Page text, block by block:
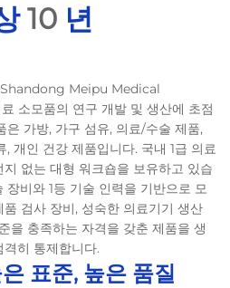
10 년
Meipu Medical
소모품의 연구 개발 및 생산에 초점
은 가방, 가구 섬유, 의료/수술 제품,
개인 건강 제품입니다. 국내 1급 의료
없는 대형 워크숍을 보유하고 있습
장비와 1등 기술 인력을 기반으로 모
검사 장비, 성숙한 의료기기 생산
을 충족하는 자격을 갖춘 제품을 생
히 통제합니다.
표준, 높은 품질